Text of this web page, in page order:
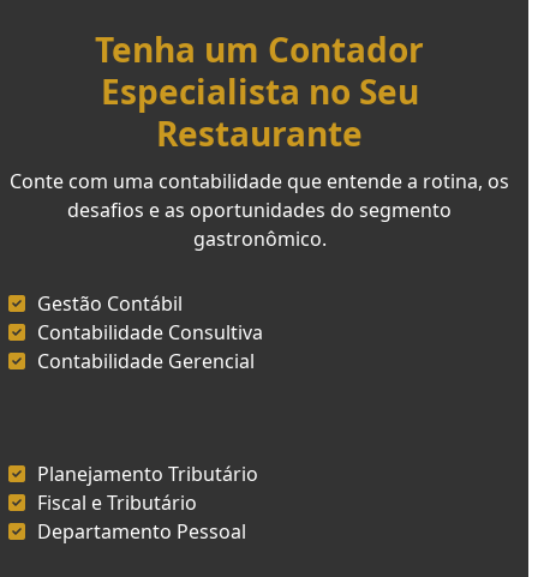
Tenha um Contador
Especialista no Seu
Restaurante
Conte com uma contabilidade que entende a rotina, os
desafios e as oportunidades do segmento
gastronômico.
Gestão Contábil
Contabilidade Consultiva
Contabilidade Gerencial
Planejamento Tributário
Fiscal e Tributário
Departamento Pessoal